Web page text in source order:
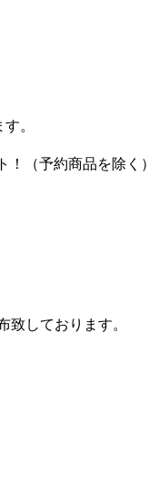
。
！（予約商品を除く）
致しております。